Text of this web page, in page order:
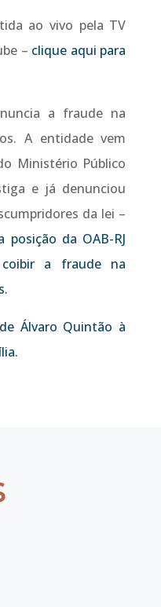
ao vivo pela TV
– clique aqui para
a fraude na
A entidade vem
Ministério Público
e já denunciou
da lei –
posição da OAB-RJ
a fraude na
Álvaro Quintão à